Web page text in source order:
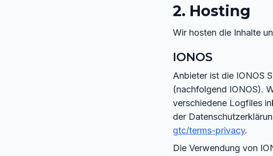
2. Hosting
Wir hosten die Inhalte
IONOS
Anbieter ist die IONOS
(nachfolgend IONOS).
verschiedene Logfiles
der
gtc/terms-privacy.
Die Verwendung von